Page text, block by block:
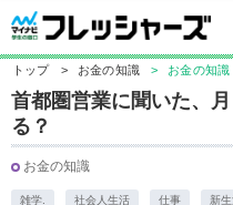
トップ > お金の知識 > お金の知識
首都圏営業に聞いた、
る？
お金の知識
雑学. 社会人生活 仕事 新